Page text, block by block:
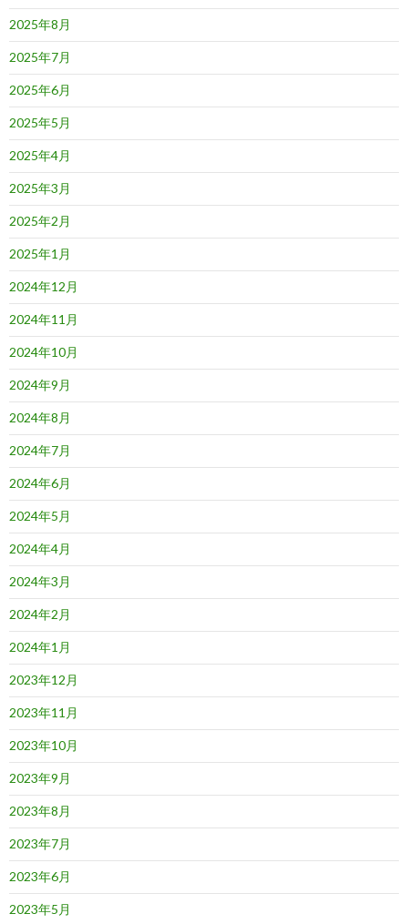
2025年8月
2025年7月
2025年6月
2025年5月
2025年4月
2025年3月
2025年2月
2025年1月
2024年12月
2024年11月
2024年10月
2024年9月
2024年8月
2024年7月
2024年6月
2024年5月
2024年4月
2024年3月
2024年2月
2024年1月
2023年12月
2023年11月
2023年10月
2023年9月
2023年8月
2023年7月
2023年6月
2023年5月